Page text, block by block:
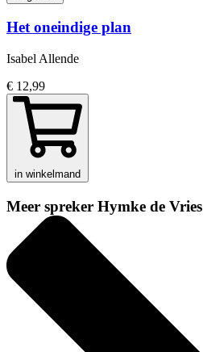
Het oneindige plan
Isabel Allende
€ 12,99
in winkelmand
Meer spreker Hymke de Vries